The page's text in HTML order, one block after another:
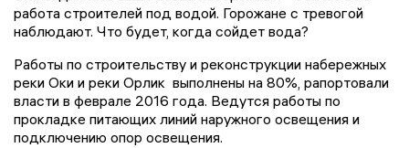
работа строителей под водой. Горожане с тревогой
наблюдают. Что будет, когда сойдет вода?
Работы по строительству и реконструкции набережных
реки Оки и реки Орлик выполнены на 80%, рапортовали
власти в феврале 2016 года. Ведутся работы по
прокладке питающих линий наружного освещения и
подключению опор освещения.